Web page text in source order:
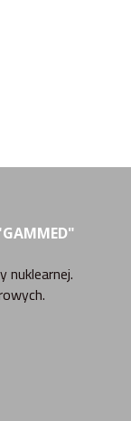
nuklearnej.